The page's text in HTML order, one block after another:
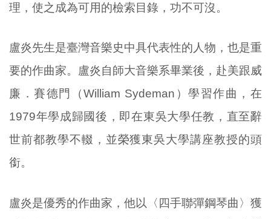
理，使之成為可用的檢索目錄，功不可沒。
盧炎先生是臺灣音樂史中具代表性的人物，也是重
要的作曲家。盧炎自師大音樂系畢業後，赴美跟威
廉．賽德門（William Sydeman）學習作曲，在
1979年學成歸國後，即在東吳大學任教，直至辭
世前都教學不輟，並榮獲東吳大學講座教授的頭
銜。
盧炎是優秀的作曲家，他以〈四手聯彈鋼琴曲〉獲